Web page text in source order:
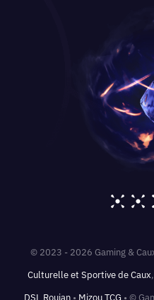
© 2023 - 2026 Gaming &
Culturelle et Sportive de Caux
DSL Roujan• Mizou TCG • ©